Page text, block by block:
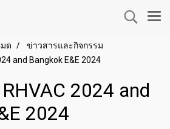
ด
ข่าวสารและกิจกรรม
and Bangkok E&E 2024
2024 and
2024